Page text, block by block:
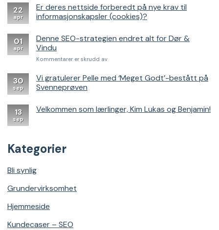
22
apr
Er deres nettside forberedt på nye krav til
informasjonskapsler (cookies)?
01
apr
Denne SEO-strategien endret alt for Dør &
Vindu
Kommentarer er skrudd avfor
SEO-
strategien
for
30
sep
Vi gratulerer Pelle med ‘Meget Godt’-bestått på
Svenneprøven
13
sep
Velkommen som lærlinger, Kim Lukas og Benjamin!
Kategorier
Bli synlig
Grundervirksomhet
Hjemmeside
Kundecaser – SEO